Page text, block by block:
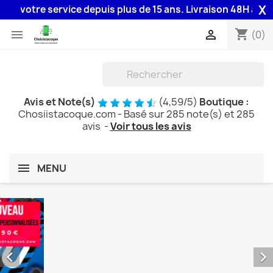
service depuis plus de 15 ans. Livraison 48H assurée X
 shopping_cart (0)

Avis et Note(s) (4,59/5) Boutique :
Chosiistacoque.com - Basé sur285 note(s) et285
avis -Voir tous les avis
MENU
 